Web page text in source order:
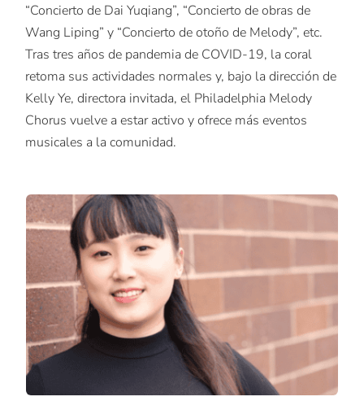
“Concierto de Dai Yuqiang”, “Concierto de obras de
Wang Liping” y “Concierto de otoño de Melody”, etc.
Tras tres años de pandemia de COVID-19, la coral
retoma sus actividades normales y, bajo la dirección de
Kelly Ye, directora invitada, el Philadelphia Melody
Chorus vuelve a estar activo y ofrece más eventos
musicales a la comunidad.